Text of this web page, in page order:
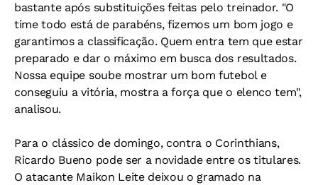
bastante após substituições feitas pelo treinador. "O
time todo está de parabéns, fizemos um bom jogo e
garantimos a classificação. Quem entra tem que estar
preparado e dar o máximo em busca dos resultados.
Nossa equipe soube mostrar um bom futebol e
conseguiu a vitória, mostra a força que o elenco tem",
analisou.
Para o clássico de domingo, contra o Corinthians,
Ricardo Bueno pode ser a novidade entre os titulares.
O atacante Maikon Leite deixou o gramado na